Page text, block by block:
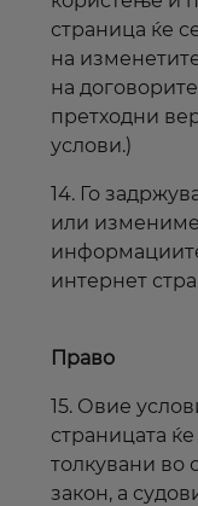
страница ќе
на
на
претходни
услови.)
14. Го
или измениме
интернет
Право
15. Овие
страницата
толкувани во
закон, а